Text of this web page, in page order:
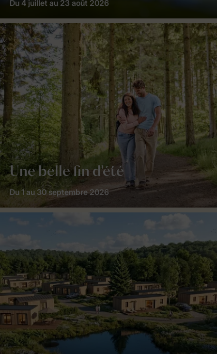
Du 4 juillet au 23 août 2026
Une belle fin d'été
Du 1 au 30 septembre 2026